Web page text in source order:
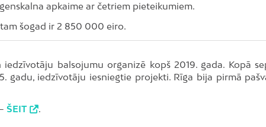
apkaime ar četriem pieteikumiem.
šogad ir 2 850 000 eiro.
balsojumu organizē kopš 2019. gada. Kopā
gadu, iedzīvotāju iesniegtie projekti. Rīga bija pirmā
– ŠEIT .